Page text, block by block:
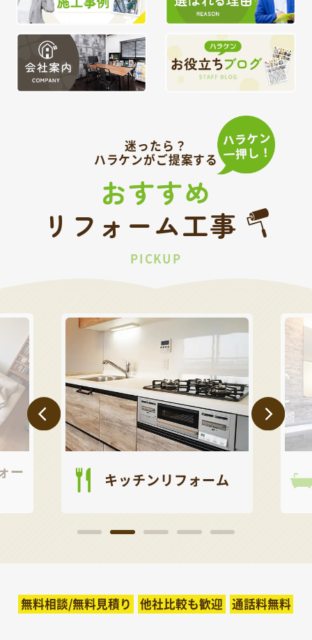
迷ったら？
ハラケンがご提案する
おすすめ
リフォーム工事
PICKUP
ー キッチンリフォーム
無料相談/無料見積り 他社比較も歓迎 通話料無料